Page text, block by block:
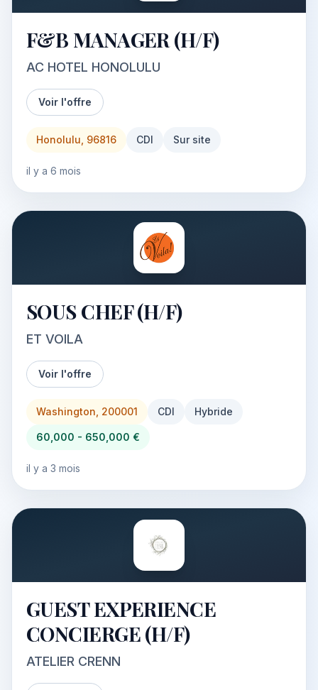
F&B MANAGER (H/F)
AC HOTEL HONOLULU
Voir l'offre
Honolulu, 96816 CDI Sur site
il y a 6 mois
SOUS CHEF (H/F)
ET VOILA
Voir l'offre
Washington, 200001 CDI Hybride
60,000 - 650,000 €
il y a 3 mois
GUEST EXPERIENCE
CONCIERGE (H/F)
ATELIER CRENN